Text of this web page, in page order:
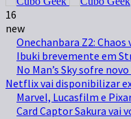
16
new
Onechanbara Z2: Chaos
Ibuki brevemente em
No Man’s Sky sofre
Netflix vai disponibilizar
Marvel, Lucasfilm e
Card Captor Sakura vai